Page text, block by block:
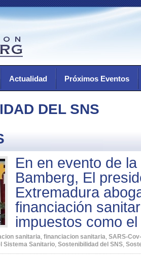
Actualidad Próximos Eventos
DEL SNS
En en evento de
Bamberg, El
Extremadura
financiación
impuestos como el
sanitaria financiacion sanitaria SARS-
Sistema Sanitario Sostenibilidad del SNS